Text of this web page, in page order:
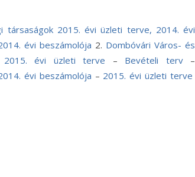
társaságok 2015. évi üzleti terve, 2014. évi
évi beszámolója 2. Dombóvári Város- és
2015. évi üzleti terve – Bevételi terv–
évi beszámolója – 2015. évi üzleti terve